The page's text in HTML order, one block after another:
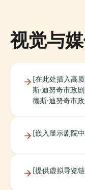
视觉与
[在此处插入高
斯·迪努奇市政
德斯·迪努奇市
[嵌入显示剧院
[提供虚拟导览